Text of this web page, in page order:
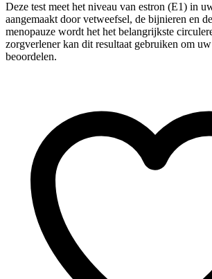
Deze test meet het niveau van estron (E1) in
aangemaakt door vetweefsel, de bijnieren en
menopauze wordt het het belangrijkste
zorgverlener kan dit resultaat gebruiken om
beoordelen.